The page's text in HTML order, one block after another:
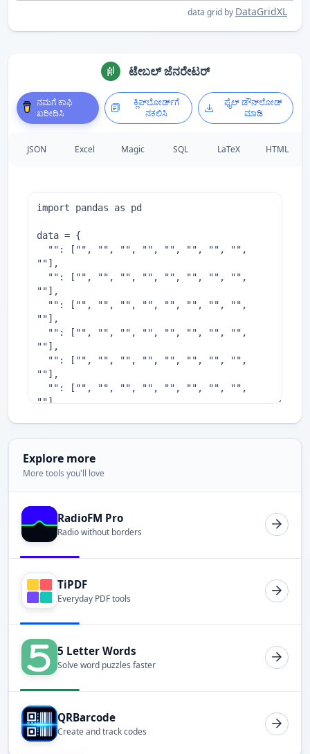
data grid by DataGridXL
ಟೇಬಲ್ ಜೆನರೇಟರ್
ನಮಗೆ ಕಾಫಿ
ಖರೀದಿಸಿ
ಕ್ಲಿಪ್‌ಬೋರ್ಡ್‌ಗೆ
ನಕಲಿಸಿ
ಫೈಲ್ ಡೌನ್‌ಲೋಡ್
ಮಾಡಿ
JSON Excel Magic SQL LaTeX HTML
Explore more
More tools you'll love
RadioFM Pro
Radio without borders
TiPDF
Everyday PDF tools
5 Letter Words
Solve word puzzles faster
QRBarcode
Create and track codes